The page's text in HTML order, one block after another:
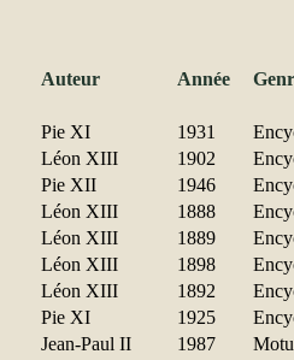
Auteur Année
Pie XI 1931
Léon XIII 1902
Pie XII 1946
Léon XIII 1888
Léon XIII 1889
Léon XIII 1898
Léon XIII 1892
Pie XI 1925
Jean-Paul II 1987